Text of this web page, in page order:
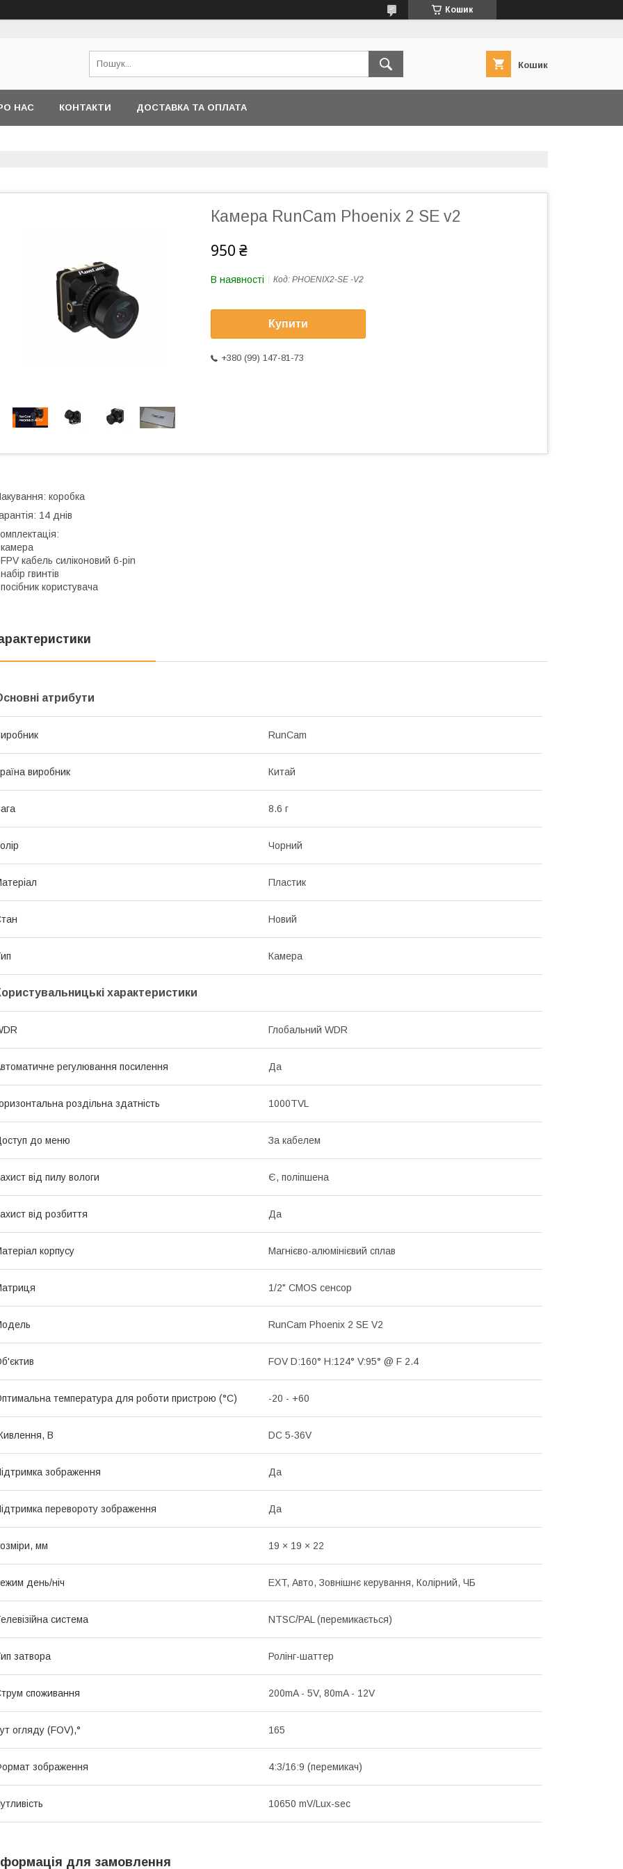
Кошик
Кошик
НАС КОНТАКТИ ДОСТАВКА ТА ОПЛАТА
Камера RunCam Phoenix 2 SE v2
950 ₴
В наявності Код: PHOENIX2-SE -V2
Купити
+380 (99) 147-81-73
коробка
14 днів
кабель силіконовий 6-pin
гвинтів
користувача
атрибути
RunCam
виробник Китай
8.6 г
Чорний
Пластик
Новий
Камера
характеристики
Глобальний WDR
регулювання посилення Да
роздільна здатність 1000TVL
до меню За кабелем
від пилу вологи Є, поліпшена
від розбиття Да
корпусу Магнієво-алюмінієвий сплав
1/2" CMOS сенсор
RunCam Phoenix 2 SE V2
FOV D:160° H:124° V:95° @ F 2.4
температура для роботи пристрою (°C) -20 - +60
В DC 5-36V
зображення Да
перевороту зображення Да
мм 19 × 19 × 22
день/ніч EXT, Авто, Зовнішнє керування, Колірний, ЧБ
система NTSC/PAL (перемикається)
затвора Ролінг-шаттер
споживання 200mA - 5V, 80mA - 12V
огляду (FOV),° 165
зображення 4:3/16:9 (перемикач)
10650 mV/Lux-sec
для замовлення